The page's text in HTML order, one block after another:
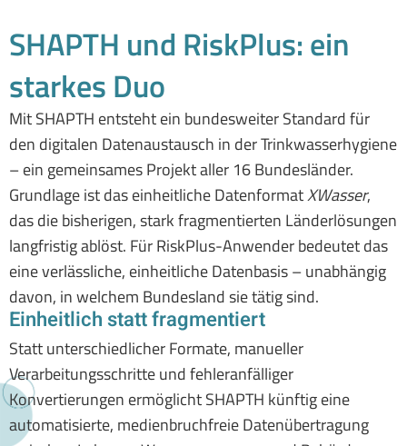
SHAPTH und RiskPlus: ein
starkes Duo
Mit SHAPTH entsteht ein bundesweiter Standard für
den digitalen Datenaustausch in der Trinkwasserhygiene
– ein gemeinsames Projekt aller 16 Bundesländer.
Grundlage ist das einheitliche DatenformatXWasser,
das die bisherigen, stark fragmentierten Länderlösungen
langfristig ablöst. Für RiskPlus-Anwender bedeutet das
eine verlässliche, einheitliche Datenbasis – unabhängig
davon, in welchem Bundesland sie tätig sind.
Einheitlich statt fragmentiert
Statt unterschiedlicher Formate, manueller
Verarbeitungsschritte und fehleranfälliger
Konvertierungen ermöglicht SHAPTH künftig eine
automatisierte, medienbruchfreie Datenübertragung